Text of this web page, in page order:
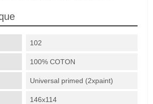
102
100% COTON
Universal primed (2xpaint)
146x114